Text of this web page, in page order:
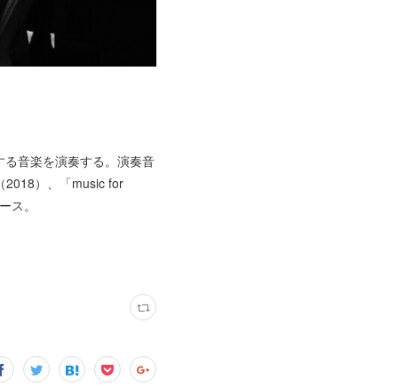
音楽を演奏する。演奏音
2018）、「music for
ス。